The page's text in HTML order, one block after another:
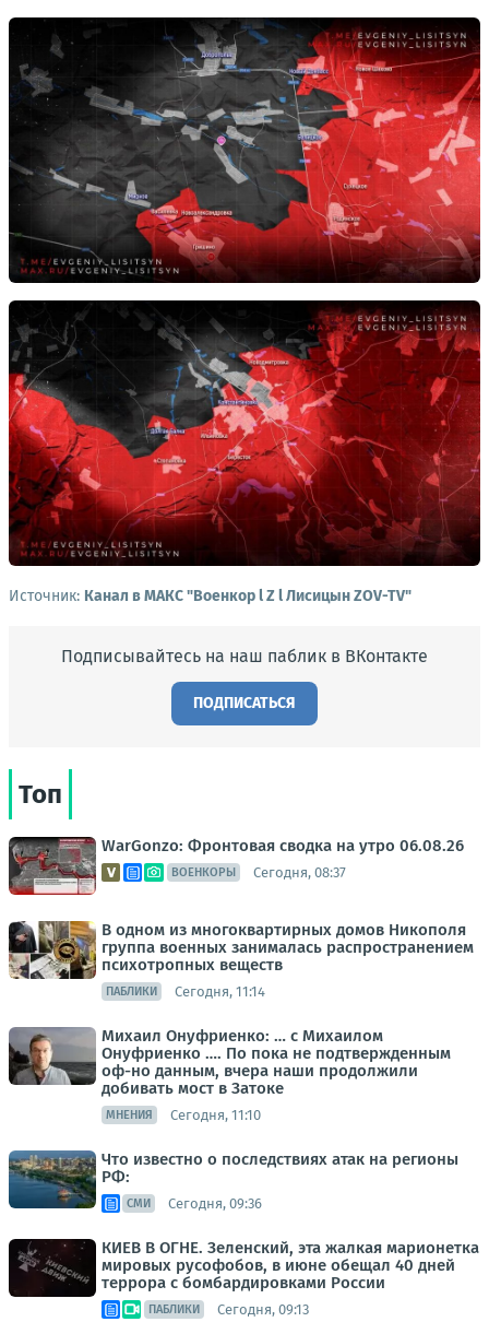
Источник: Канал в МАКС "Военкор l Z l Лисицын ZOV-TV"
Подписывайтесь на наш паблик в ВКонтакте
ПОДПИСАТЬСЯ
Топ
WarGonzo: Фронтовая сводка на утро 06.08.26
ВОЕНКОРЫ Сегодня, 08:37
В одном из многоквартирных домов Никополя
группа военных занималась распространением
психотропных веществ
ПАБЛИКИ Сегодня, 11:14
Михаил Онуфриенко: … с Михаилом
Онуфриенко …. По пока не подтвержденным
оф-но данным, вчера наши продолжили
добивать мост в Затоке
МНЕНИЯ Сегодня, 11:10
Что известно о последствиях атак на регионы
РФ:
СМИ Сегодня, 09:36
КИЕВ В ОГНЕ. Зеленский, эта жалкая марионетка
мировых русофобов, в июне обещал 40 дней
террора с бомбардировками России
ПАБЛИКИ Сегодня, 09:13